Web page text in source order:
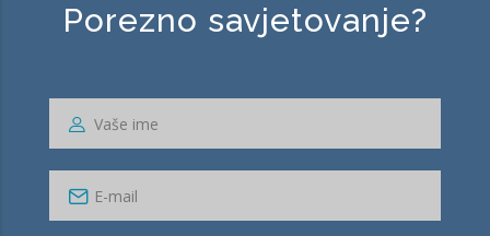
Porezno savjetovanje?